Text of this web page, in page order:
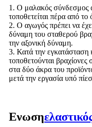
1. Ο μαλακός σύνδεσμος
τοποθετείται πέρα ​​από το
2. Ο αγωγός πρέπει να
δύναμη του σταθερού
την αξονική δύναμη.
3. Κατά την εγκατάσταση
τοποθετούνται βραχίονες
στα δύο άκρα του
μετά την εργασία υπό
Ενωση